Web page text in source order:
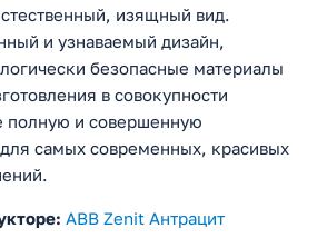
изящный вид.
и узнаваемый дизайн,
безопасные материалы
в совокупности
полную и совершенную
самых современных, красивых
ABB Zenit Антрацит